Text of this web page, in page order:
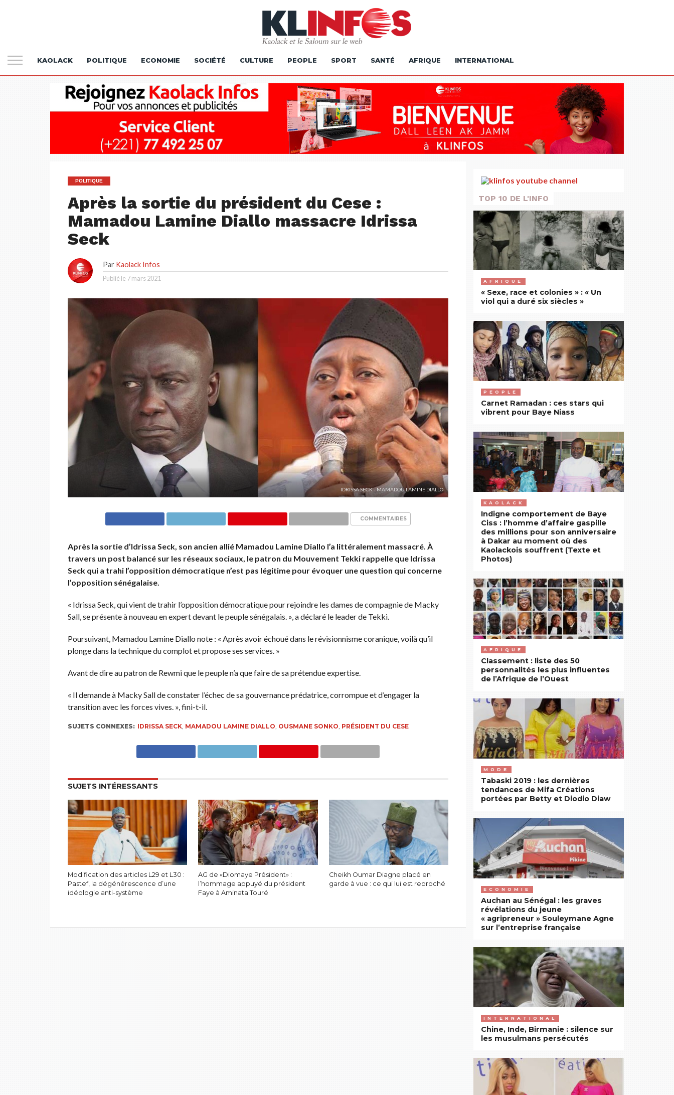
KAOLACK POLITIQUE ECONOMIE SOCIÉTÉ CULTURE PEOPLE SPORT SANTÉ AFRIQUE INTERNATIONAL
POLITIQUE
Après la sortie du président du Cese :
Mamadou Lamine Diallo massacre Idrissa
Seck
Par Kaolack Infos
Publié le 7 mars 2021
IDRISSA SECK - MAMADOU LAMINE DIALLO
COMMENTAIRES
Après la sortie d’Idrissa Seck, son ancien allié Mamadou Lamine Diallo l’a littéralement massacré. À
travers un post balancé sur les réseaux sociaux, le patron du Mouvement Tekki rappelle que Idrissa
Seck qui a trahi l’opposition démocratique n’est pas légitime pour évoquer une question qui concerne
l’opposition sénégalaise.
« Idrissa Seck, qui vient de trahir l’opposition démocratique pour rejoindre les dames de compagnie de Macky
Sall, se présente à nouveau en expert devant le peuple sénégalais. », a déclaré le leader de Tekki.
Poursuivant, Mamadou Lamine Diallo note : « Après avoir échoué dans le révisionnisme coranique, voilà qu’il
plonge dans la technique du complot et propose ses services. »
Avant de dire au patron de Rewmi que le peuple n’a que faire de sa prétendue expertise.
« Il demande à Macky Sall de constater l’échec de sa gouvernance prédatrice, corrompue et d’engager la
transition avec les forces vives. », fini-t-il.
SUJETS CONNEXES: IDRISSA SECK, MAMADOU LAMINE DIALLO, OUSMANE SONKO, PRÉSIDENT DU CESE
SUJETS INTÉRESSANTS
Modification des articles L29 et L30 :
Pastef, la dégénérescence d’une
idéologie anti-système
AG de «Diomaye Président» :
l’hommage appuyé du président
Faye à Aminata Touré
Cheikh Oumar Diagne placé en
garde à vue : ce qui lui est reproché
TOP 10 DE L'INFO
AFRIQUE
« Sexe, race et colonies » : « Un
viol qui a duré six siècles »
PEOPLE
Carnet Ramadan : ces stars qui
vibrent pour Baye Niass
KAOLACK
Indigne comportement de Baye
Ciss : l’homme d’affaire gaspille
des millions pour son anniversaire
à Dakar au moment où des
Kaolackois souffrent (Texte et
Photos)
AFRIQUE
Classement : liste des 50
personnalités les plus influentes
de l’Afrique de l’Ouest
MODE
Tabaski 2019 : les dernières
tendances de Mifa Créations
portées par Betty et Diodio Diaw
ECONOMIE
Auchan au Sénégal : les graves
révélations du jeune
« agripreneur » Souleymane Agne
sur l’entreprise française
INTERNATIONAL
Chine, Inde, Birmanie : silence sur
les musulmans persécutés